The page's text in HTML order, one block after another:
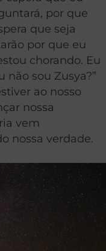
por que
que seja
por que eu
chorando. Eu
sou Zusya?”
ao nosso
nossa
vem
nossa verdade.